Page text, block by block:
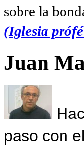
sobre la
(Iglesia
Juan
paso con